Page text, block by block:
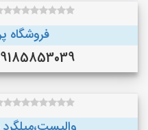
فروشگاه
09185853039 (اسلام‌آباد